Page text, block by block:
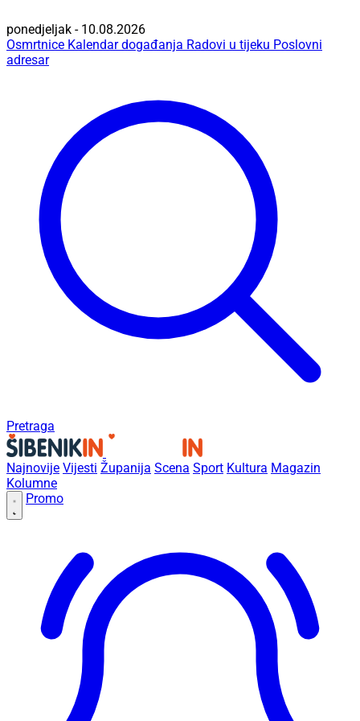
ponedjeljak - 10.08.2026
Osmrtnice Kalendar događanja Radovi u tijeku Poslovni
adresar
Pretraga
Najnovije Vijesti Županija Scena Sport Kultura Magazin
Kolumne
Promo